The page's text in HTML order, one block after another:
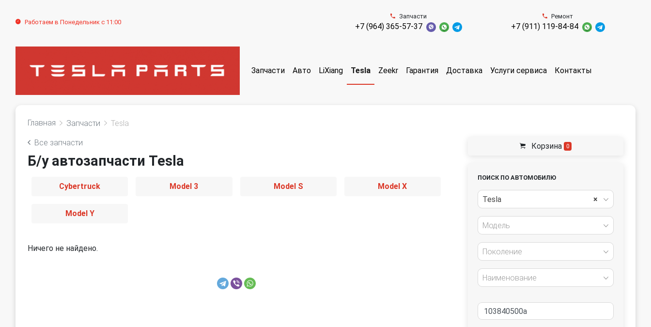
Работаем в Понедельник с 11:00
Запчасти
+7 (964) 365-57-37
Ремонт
+7 (911) 119-84-84
Запчасти Авто LiXiang Tesla Zeekr Гарантия Доставка Услуги сервиса Контакты
Главная Запчасти Tesla
Все запчасти
Б/у автозапчасти Tesla
Cybertruck Model 3 Model S Model X
Model Y
Ничего не найдено.
Корзина 0
ПОИСК ПО АВТОМОБИЛЮ
×
Tesla
Модель
Поколение
Наименование